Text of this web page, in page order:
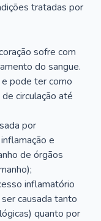
tratadas por
sofre com
do sangue.
pode ter como
circulação até
por
e
de órgãos
inflamatório
causada tanto
quanto por